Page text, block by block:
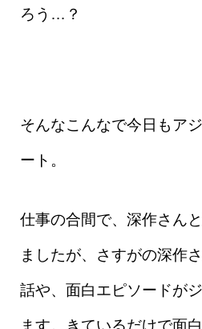
ろう…？
そんなこんなで今日もア
ート。
仕事の合間で、深作さん
ましたが、さすがの深作
話や、面白エピソードが
ます。きているだけで面